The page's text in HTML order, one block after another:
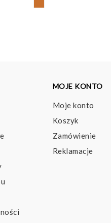
MOJE KONTO
Moje konto
Koszyk
Zamówienie
Reklamacje